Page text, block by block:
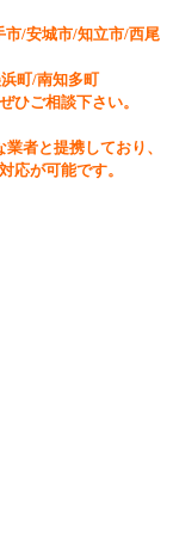
/安城市/知立市/西尾
町/南知多町
ひご相談下さい。
者と提携しており、
応が可能です。